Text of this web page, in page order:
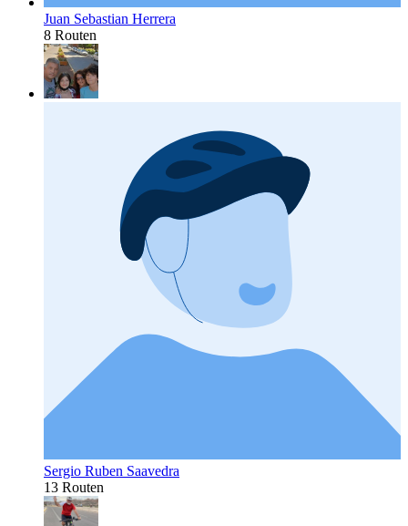
Juan Sebastian Herrera
8 Routen
Sergio Ruben Saavedra
13 Routen